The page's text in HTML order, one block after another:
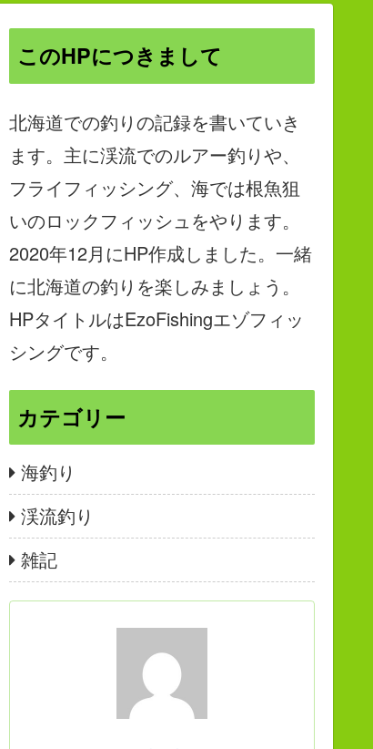
このHPにつきまして
北海道での釣りの記録を書いていき
ます。主に渓流でのルアー釣りや、
フライフィッシング、海では根魚狙
いのロックフィッシュをやります。
2020年12月にHP作成しました。一緒
に北海道の釣りを楽しみましょう。
HPタイトルはEzoFishingエゾフィッ
シングです。
カテゴリー
海釣り
渓流釣り
雑記